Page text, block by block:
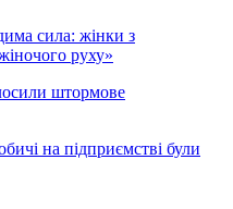
сила: жінки з
руху»
штормове
на підприємстві були